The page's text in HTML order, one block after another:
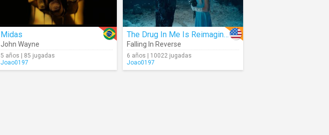
Midas
John Wayne
5 años | 85 jugadas
Joao0197
The Drug In Me Is Reimagined
Falling In Reverse
6 años | 10022 jugadas
Joao0197